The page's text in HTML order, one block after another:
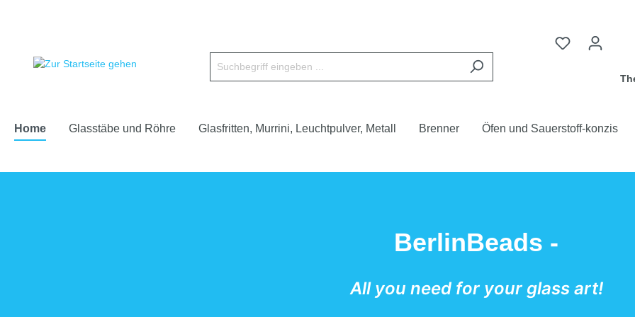
Home Glasstäbe und Röhre Glasfritten, Murrini, Leuchtpulver, Metall Brenner Öfen und Sauerstoff-konzis
BerlinBeads -
All you need for your glass art!